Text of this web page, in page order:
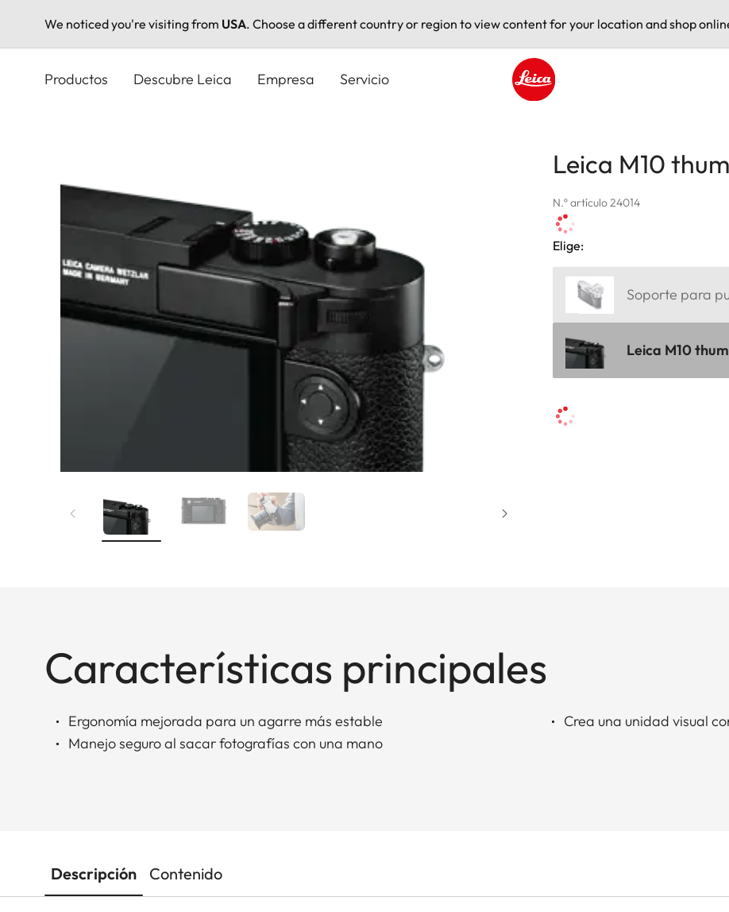
We noticed you're visiting from USA. Choose a different country or region to view content for your location and shop
Productos Descubre Leica Empresa Servicio
Leica M10
N.º artículo 24014
Elige:
Soporte para
Leica M10
Características principales
Ergonomía mejorada para un agarre más estable
Manejo seguro al sacar fotografías con una mano
Crea una unidad visual
Descripción Contenido